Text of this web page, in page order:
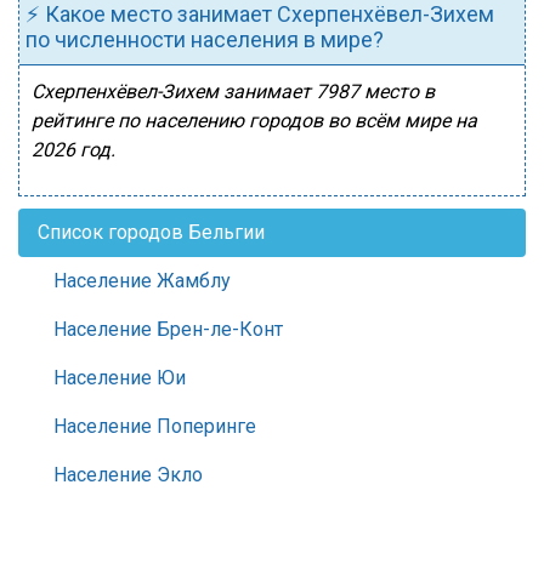
⚡ Какое место занимает Схерпенхёвел-Зихем
по численности населения в мире?
Схерпенхёвел-Зихем занимает 7987 место в
рейтинге по населению городов во всём мире на
2026 год.
Список городов Бельгии
Население Жамблу
Население Брен-ле-Конт
Население Юи
Население Поперинге
Население Экло